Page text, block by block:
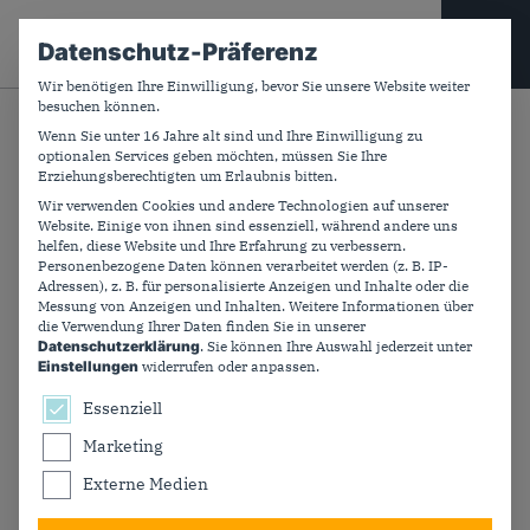
Suchfeld
CDU PLUS
Zurück
Europa zeigt neues
Selbstbewusstsein.
In München läuft die jährliche Sicherheitskonferenz.
Grundsatzrede zu Europa. Außenminister Johann
Wadephul macht im ARD-Morgenmagazin die
Problematik, die aktuelle Situation und die
gemeinsamen Grundlagen deutlich.
Datenschutz-Präferenz
Wir benötigen Ihre Einwilligung, bevor Sie unsere Website weiter
besuchen können.
Wenn Sie unter 16 Jahre alt sind und Ihre Einwilligung zu
optionalen Services geben möchten, müssen Sie Ihre
Erziehungsberechtigten um Erlaubnis bitten.
Wir verwenden Cookies und andere Technologien auf unserer
Website. Einige von ihnen sind essenziell, während andere uns
helfen, diese Website und Ihre Erfahrung zu verbessern.
Personenbezogene Daten können verarbeitet werden (z. B. IP-
Adressen), z. B. für personalisierte Anzeigen und Inhalte oder die
Messung von Anzeigen und Inhalten. Weitere Informationen über
die Verwendung Ihrer Daten finden Sie in unserer
Datenschutzerklärung. Sie können Ihre Auswahl jederzeit unter
Einstellungen widerrufen oder anpassen.
Es folgt eine Liste der Service-Gruppen, für die
Essenziell
Marketing
Externe Medien